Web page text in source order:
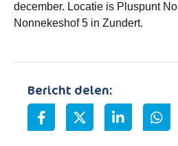
december. Locatie is Pluspunt
Nonnekeshof 5 in Zundert.
Bericht delen: